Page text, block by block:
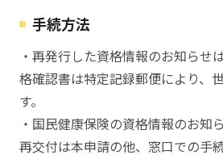
手続方法
・再発行した資格情報のお知らせ
格確認書は特定記録郵便により、
す。
・国民健康保険の資格情報のお知
再交付は本申請の他、窓口での手